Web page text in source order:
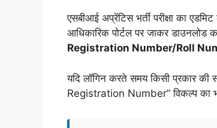
एसबीआई अप्रेंटिस भर्ती परीक्षा का
आधिकारिक पोर्टल पर जाकर डाउनलोड
Registration Number/Roll
यदि लॉगिन करते समय किसी प्रकार
Registration Number” विकल्प का